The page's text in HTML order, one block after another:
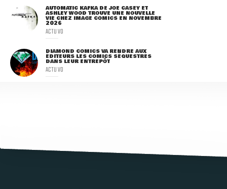
AUTOMATIC KAFKA DE JOE CASEY ET
ASHLEY WOOD TROUVE UNE NOUVELLE
VIE CHEZ IMAGE COMICS EN NOVEMBRE
2026
ACTU VO
DIAMOND COMICS VA RENDRE AUX
ÉDITEURS LES COMICS SÉQUESTRÉS
DANS LEUR ENTREPÔT
ACTU VO